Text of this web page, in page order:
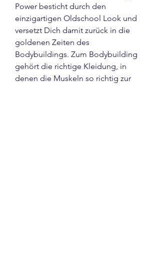
Power besticht durch den
einzigartigen Oldschool Look und
versetzt Dich damit zurück in die
goldenen Zeiten des
Bodybuildings. Zum Bodybuilding
gehört die richtige Kleidung, in
denen die Muskeln so richtig zur